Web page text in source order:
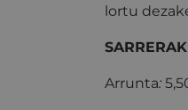
lortu
SARRERAK
Arrunta: